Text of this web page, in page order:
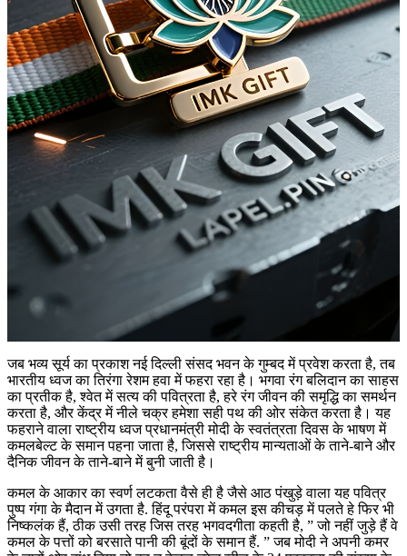
जब भव्य सूर्य का प्रकाश नई दिल्ली संसद भवन के गुम्बद में प्रवेश करता है, तब
भारतीय ध्वज का तिरंगा रेशम हवा में फहरा रहा है। भगवा रंग बलिदान का साहस
का प्रतीक है, श्वेत में सत्य की पवित्रता है, हरे रंग जीवन की समृद्धि का समर्थन
करता है, और केंद्र में नीले चक्र हमेशा सही पथ की ओर संकेत करता है। यह
फहराने वाला राष्ट्रीय ध्वज प्रधानमंत्री मोदी के स्वतंत्रता दिवस के भाषण में
कमलबेल्ट के समान पहना जाता है, जिससे राष्ट्रीय मान्यताओं के ताने-बाने और
दैनिक जीवन के ताने-बाने में बुनी जाती है।
कमल के आकार का स्वर्ण लटकता वैसे ही है जैसे आठ पंखुड़े वाला यह पवित्र
पुष्प गंगा के मैदान में उगता है. हिंदू परंपरा में कमल इस कीचड़ में पलते हे फिर भी
निष्कलंक हैं, ठीक उसी तरह जिस तरह भगवदगीता कहती है, ” जो नहीं जुड़े हैं वे
कमल के पत्तों को बरसाते पानी की बूंदों के समान हैं. ” जब मोदी ने अपनी कमर